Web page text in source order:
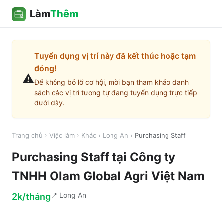
LàmThêm
⚠️
Tuyển dụng vị trí này đã kết thúc hoặc tạm
đóng!
Để không bỏ lỡ cơ hội, mời bạn tham khảo danh
sách các vị trí tương tự đang tuyển dụng trực tiếp
dưới đây.
Trang chủ › Việc làm › Khác › Long An › Purchasing Staff
Purchasing Staff tại Công ty
TNHH Olam Global Agri Việt Nam
2k/tháng 📍 Long An